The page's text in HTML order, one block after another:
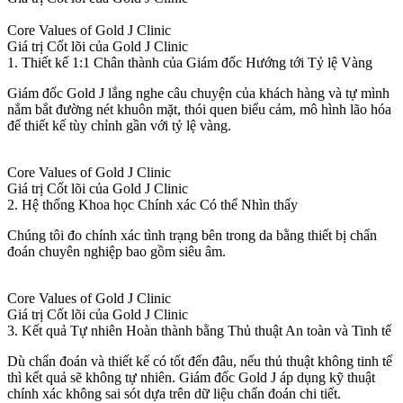
Core Values of Gold J Clinic
Giá trị Cốt lõi của Gold J Clinic
1. Thiết kế 1:1 Chân thành của Giám đốc Hướng tới Tỷ lệ Vàng
Giám đốc Gold J lắng nghe câu chuyện của khách hàng và tự mình
nắm bắt đường nét khuôn mặt, thói quen biểu cảm, mô hình lão hóa
để thiết kế tùy chỉnh gần với tỷ lệ vàng.
Core Values of Gold J Clinic
Giá trị Cốt lõi của Gold J Clinic
2. Hệ thống Khoa học Chính xác Có thể Nhìn thấy
Chúng tôi đo chính xác tình trạng bên trong da bằng thiết bị chẩn
đoán chuyên nghiệp bao gồm siêu âm.
Core Values of Gold J Clinic
Giá trị Cốt lõi của Gold J Clinic
3. Kết quả Tự nhiên Hoàn thành bằng Thủ thuật An toàn và Tinh tế
Dù chẩn đoán và thiết kế có tốt đến đâu, nếu thủ thuật không tinh tế
thì kết quả sẽ không tự nhiên. Giám đốc Gold J áp dụng kỹ thuật
chính xác không sai sót dựa trên dữ liệu chẩn đoán chi tiết.